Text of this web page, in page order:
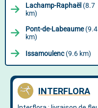
Lachamp-Raphaël (8.7
km)
Pont-de-Labeaume(9.4
km)
Issamoulenc(9.6 km)